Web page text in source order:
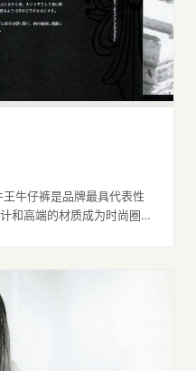
牛仔裤是品牌最具代表性
和高端的材质成为时尚圈